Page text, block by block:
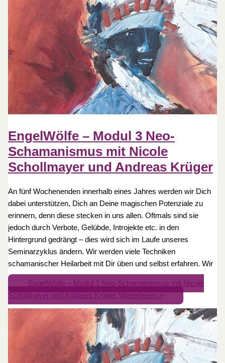
EngelWölfe – Modul 3 Neo-
Schamanismus mit Nicole
Schollmayer und Andreas Krüger
An fünf Wochenenden innerhalb eines Jahres werden wir Dich
dabei unterstützen, Dich an Deine magischen Potenziale zu
erinnern, denn diese stecken in uns allen. Oftmals sind sie
jedoch durch Verbote, Gelübde, Introjekte etc. in den
Hintergrund gedrängt – dies wird sich im Laufe unseres
Seminarzyklus ändern. Wir werden viele Techniken
schamanischer Heilarbeit mit Dir üben und selbst erfahren. Wir
EngelWölfe – Modul 3 Neo-Schamanismus mit Nicole
Schollmayer und Andreas KrügerWeiterlesen »